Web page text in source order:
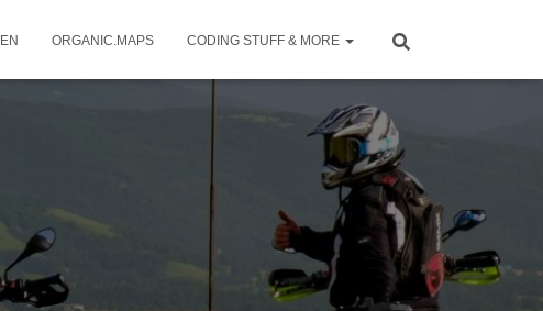
ORGANIC.MAPS CODING STUFF & MORE